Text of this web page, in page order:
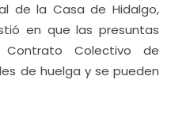
de la Casa de Hidalgo,
en que las presuntas
Contrato Colectivo de
de huelga y se pueden